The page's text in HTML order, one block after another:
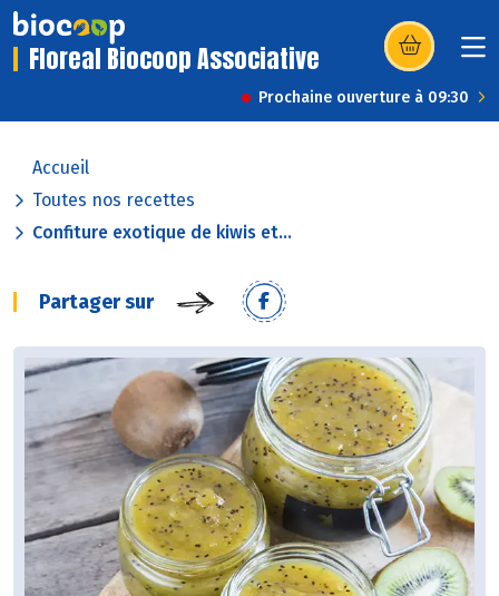
Floreal Biocoop Associative (s’ouvre dans
Prochaine ouverture à 09:30
Accueil
Toutes nos recettes
Confiture exotique de kiwis et...
Partager sur